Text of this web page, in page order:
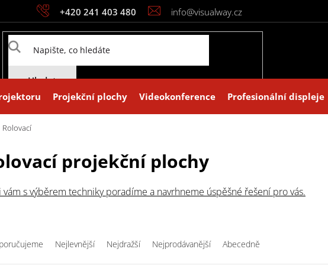
+420 241 403 480 info@visualway.cz
Hledat
Projekční plochy Videokonference Profesionální displeje
Rolovací
projekční plochy
vám s výběrem techniky poradíme a navrhneme úspěšné řešení pro vás.
Nejlevnější Nejdražší Nejprodávanější Abecedně